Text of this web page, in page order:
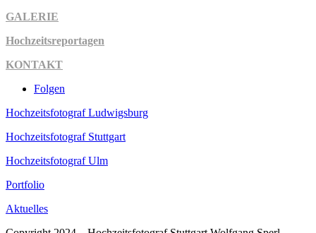
GALERIE
Hochzeitsreportagen
KONTAKT
Folgen
Hochzeitsfotograf Ludwigsburg
Hochzeitsfotograf Stuttgart
Hochzeitsfotograf Ulm
Portfolio
Aktuelles